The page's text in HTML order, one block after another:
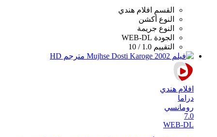
القسم
افلام هندي
النوع أكشن
النوع جريمة
الجودة WEB-DL
التقييم 1.0 / 10
افلام هندي
دراما
رومانسي
7.0
WEB-DL